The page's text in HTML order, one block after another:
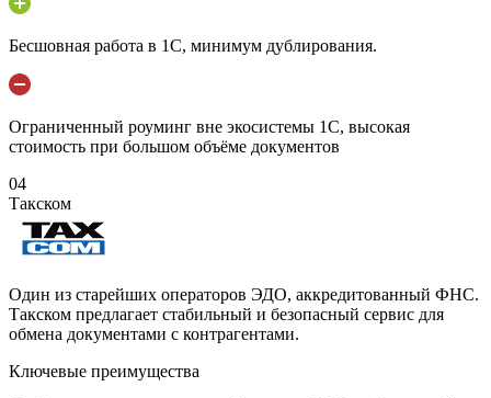
Бесшовная работа в 1С, минимум дублирования.
Ограниченный роуминг вне экосистемы 1С, высокая
стоимость при большом объёме документов
04
Такском
Один из старейших операторов ЭДО, аккредитованный ФНС.
Такском предлагает стабильный и безопасный сервис для
обмена документами с контрагентами.
Ключевые преимущества